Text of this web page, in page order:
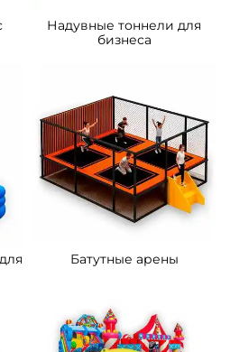
Надувные тоннели для
бизнеса
Батутные арены